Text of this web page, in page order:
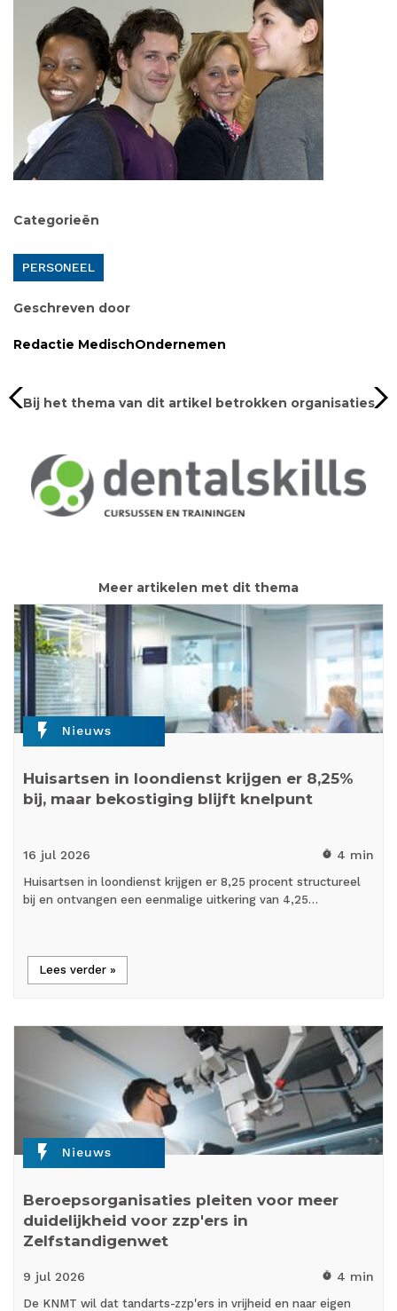
Categorieën
PERSONEEL
Geschreven door
Redactie MedischOndernemen
Bij het thema van dit artikel betrokken organisaties
Meer artikelen met dit thema
flash_on Nieuws
Huisartsen in loondienst krijgen er 8,25%
bij, maar bekostiging blijft knelpunt
16 jul 2026 timer 4 min
Huisartsen in loondienst krijgen er 8,25 procent structureel
bij en ontvangen een eenmalige uitkering van 4,25…
Lees verder »
flash_on Nieuws
Beroepsorganisaties pleiten voor meer
duidelijkheid voor zzp'ers in
Zelfstandigenwet
9 jul 2026 timer 4 min
De KNMT wil dat tandarts-zzp'ers in vrijheid en naar eigen